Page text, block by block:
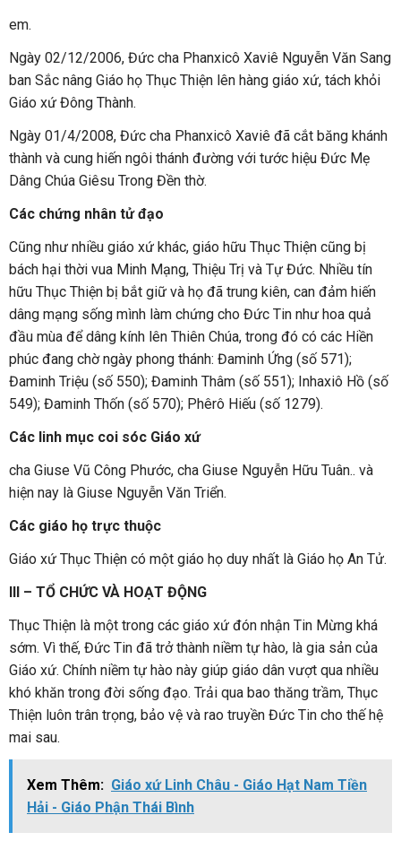
em.
Ngày 02/12/2006, Đức cha Phanxicô Xaviê Nguyễn Văn Sang
ban Sắc nâng Giáo họ Thục Thiện lên hàng giáo xứ, tách khỏi
Giáo xứ Đông Thành.
Ngày 01/4/2008, Đức cha Phanxicô Xaviê đã cắt băng khánh
thành và cung hiến ngôi thánh đường với tước hiệu Đức Mẹ
Dâng Chúa Giêsu Trong Đền thờ.
Các chứng nhân tử đạo
Cũng như nhiều giáo xứ khác, giáo hữu Thục Thiện cũng bị
bách hại thời vua Minh Mạng, Thiệu Trị và Tự Đức. Nhiều tín
hữu Thục Thiện bị bắt giữ và họ đã trung kiên, can đảm hiến
dâng mạng sống mình làm chứng cho Đức Tin như hoa quả
đầu mùa để dâng kính lên Thiên Chúa, trong đó có các Hiền
phúc đang chờ ngày phong thánh: Đaminh Ứng (số 571);
Đaminh Triệu (số 550); Đaminh Thâm (số 551); Inhaxiô Hồ (số
549); Đaminh Thốn (số 570); Phêrô Hiếu (số 1279).
Các linh mục coi sóc Giáo xứ
cha Giuse Vũ Công Phước, cha Giuse Nguyễn Hữu Tuân.. và
hiện nay là Giuse Nguyễn Văn Triển.
Các giáo họ trực thuộc
Giáo xứ Thục Thiện có một giáo họ duy nhất là Giáo họ An Tử.
III – TỔ CHỨC VÀ HOẠT ĐỘNG
Thục Thiện là một trong các giáo xứ đón nhận Tin Mừng khá
sớm. Vì thế, Đức Tin đã trở thành niềm tự hào, là gia sản của
Giáo xứ. Chính niềm tự hào này giúp giáo dân vượt qua nhiều
khó khăn trong đời sống đạo. Trải qua bao thăng trầm, Thục
Thiện luôn trân trọng, bảo vệ và rao truyền Đức Tin cho thế hệ
mai sau.
Xem Thêm: Giáo xứ Linh Châu - Giáo Hạt Nam Tiền
Hải - Giáo Phận Thái Bình